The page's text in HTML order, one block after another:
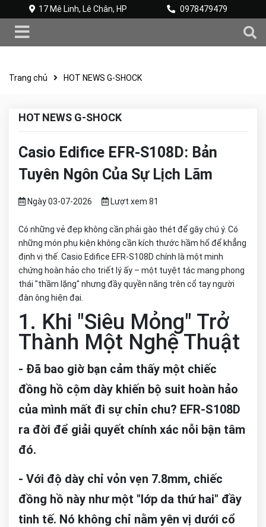
17 Mê Linh, Lê Chân, HP 0978479479
Trang chủ HOT NEWS G-SHOCK
HOT NEWS G-SHOCK
Casio Edifice EFR-S108D: Bản
Tuyên Ngôn Của Sự Lịch Lãm
Ngày 03-07-2026 Lượt xem 81
Có những vẻ đẹp không cần phải gào thét để gây chú ý. Có
những món phụ kiện không cần kích thước hầm hố để khẳng
định vị thế. Casio Edifice EFR-S108D chính là một minh
chứng hoàn hảo cho triết lý ấy – một tuyệt tác mang phong
thái "thầm lặng" nhưng đầy quyền năng trên cổ tay người
đàn ông hiện đại.
1. Khi "Siêu Mỏng" Trở
Thành Một Nghệ Thuật
- Đã bao giờ bạn cảm thấy một chiếc
đồng hồ cộm dày khiến bộ suit hoàn hảo
của mình mất đi sự chỉn chu? EFR-S108D
ra đời để giải quyết chính xác nỗi bận tâm
đó.
- Với độ dày chỉ vỏn vẹn 7.8mm, chiếc
đồng hồ này như một "lớp da thứ hai" đầy
tinh tế. Nó không chỉ nằm yên vị dưới cổ